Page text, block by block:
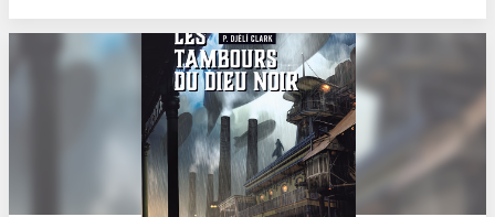
dans un univers fantasy/fantastique/steampunk...